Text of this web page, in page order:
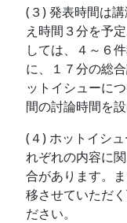
(３) 発表時間は
え時間３分を予
しては、４～６
に、１７分の総
ットイシューに
間の討論時間を
(４) ホットイシ
れぞれの内容に
合があります。
移させていただ
ださい。